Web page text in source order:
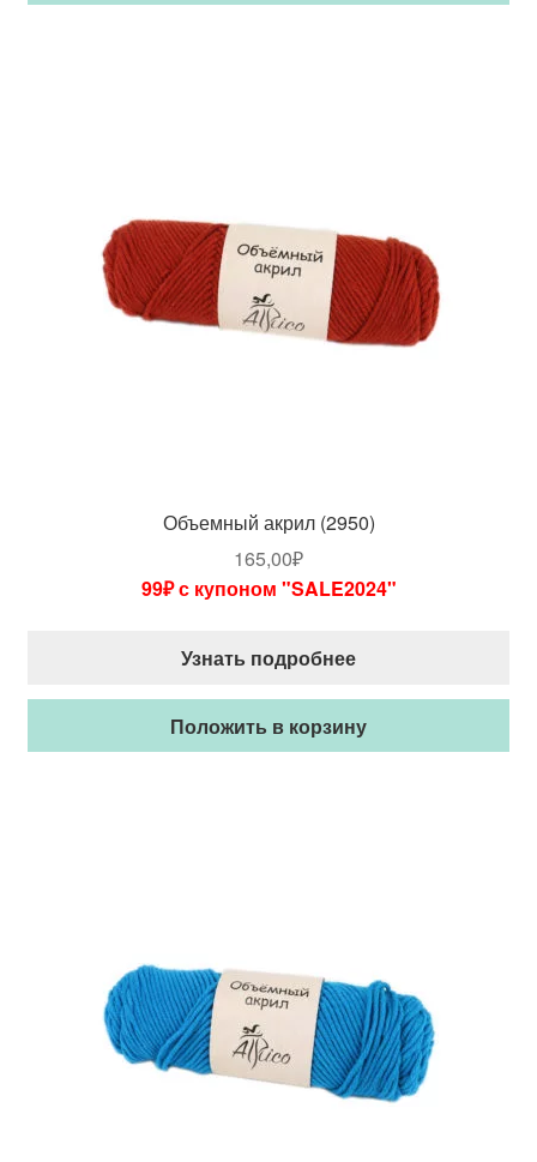
Объемный акрил (2950)
165,00₽
99₽ с купоном "SALE2024"
Узнать подробнее
Положить в корзину